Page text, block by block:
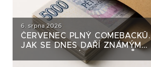
6. srpna 2026
ČERVENEC PLNÝ COMEBACKŮ.
JAK SE DNES DAŘÍ ZNÁMÝM
DLUHOPISOVÝM EMITENTŮM?